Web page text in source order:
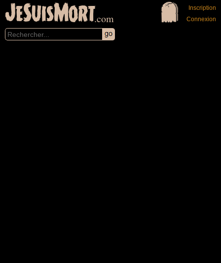
JeSuisMort.com
Inscription
Connexion